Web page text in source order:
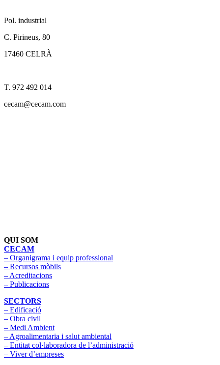
Pol. industrial
C. Pirineus, 80
17460 CELRÀ
T. 972 492 014
cecam@cecam.com
QUI SOM
CECAM
– Organigrama i equip professional
– Recursos mòbils
– Acreditacions
– Publicacions
SECTORS
– Edificació
– Obra civil
– Medi Ambient
– Agroalimentaria i salut ambiental
– Entitat col·laboradora de l’administració
– Viver d’empreses